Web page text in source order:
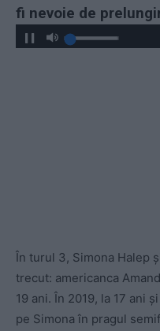
fi nevoie de
În turul 3, Simona Halep
trecut: americanca
19 ani. În 2019, la 17 ani
pe Simona în pragul